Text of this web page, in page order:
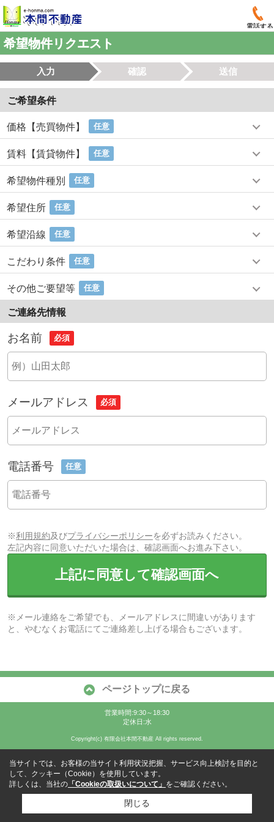
電話する
希望物件リクエスト
入力 確認 送信
ご希望条件
価格【売買物件】 任意
賃料【賃貸物件】 任意
希望物件種別 任意
希望住所 任意
希望沿線 任意
こだわり条件 任意
その他ご要望等 任意
ご連絡先情報
お名前 必須
メールアドレス 必須
電話番号 任意
※利用規約及びプライバシーポリシーを必ずお読みください。
左記内容に同意いただいた場合は、確認画面へお進み下さい。
上記に同意して確認画面へ
※メール連絡をご希望でも、メールアドレスに間違いがあります
と、やむなくお電話にてご連絡差し上げる場合もございます。
ページトップに戻る
営業時間:9:30～18:30
定休日:水
Copyright(c) 有限会社本間不動産 All rights reserved.
当サイトでは、お客様の当サイト利用状況把握、サービス向上検討を目的と
して、クッキー（Cookie）を使用しています。
詳しくは、当社の 「Cookieの取扱いについて」 をご確認ください。
閉じる